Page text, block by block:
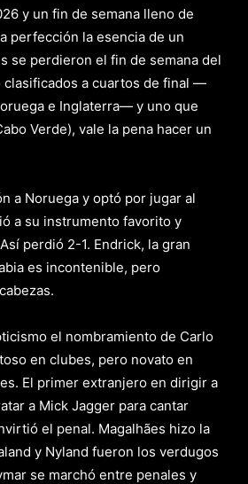
y un fin de semana lleno de
perfección la esencia de un
se perdieron el fin de semana del
clasificados a cuartos de final —
e Inglaterra— y uno que
Verde), vale la pena hacer un
a Noruega y optó por jugar al
a su instrumento favorito y
perdió 2-1. Endrick, la gran
es incontenible, pero
el nombramiento de Carlo
en clubes, pero novato en
El primer extranjero en dirigir a
a Mick Jagger para cantar
el penal. Magalhães hizo la
y Nyland fueron los verdugos
se marchó entre penales y